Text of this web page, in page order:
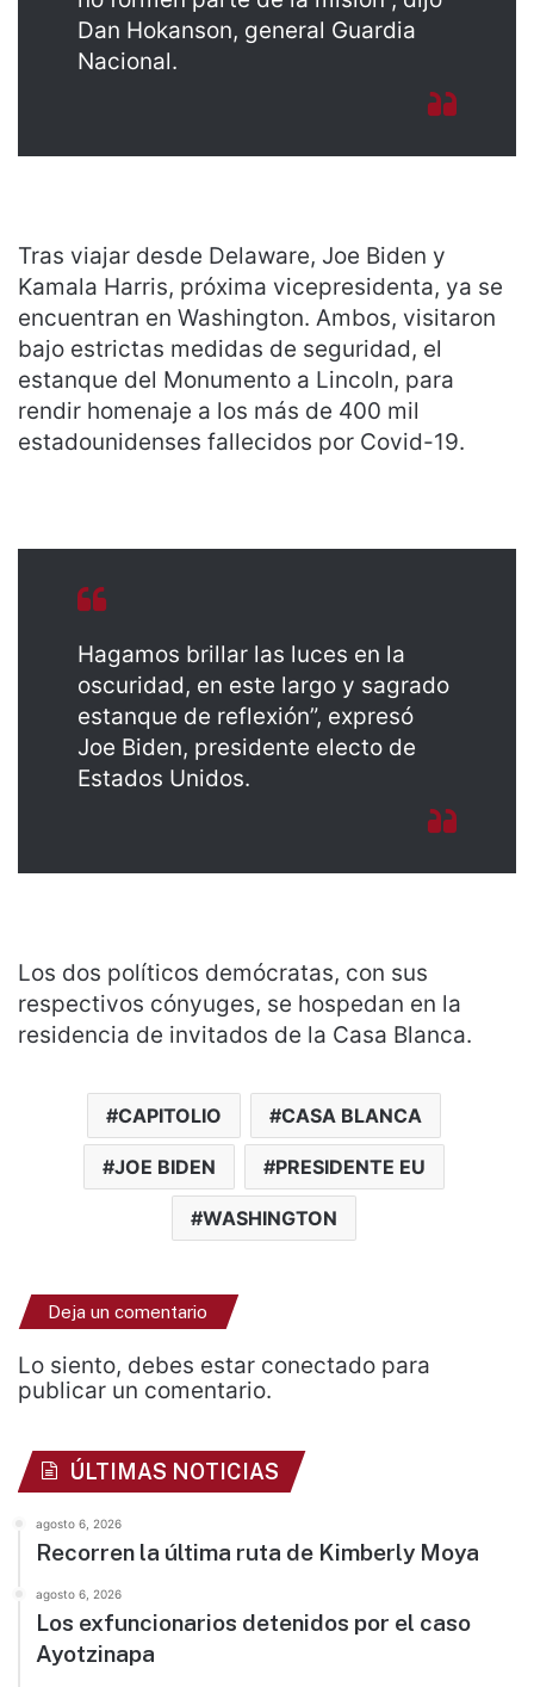
Dan Hokanson, general Guardia
Nacional.
Tras viajar desde Delaware, Joe Biden y
Kamala Harris, próxima vicepresidenta, ya se
encuentran en Washington. Ambos, visitaron
bajo estrictas medidas de seguridad, el
estanque del Monumento a Lincoln, para
rendir homenaje a los más de 400 mil
estadounidenses fallecidos por Covid-19.
Hagamos brillar las luces en la
oscuridad, en este largo y sagrado
estanque de reflexión”, expresó
Joe Biden, presidente electo de
Estados Unidos.
Los dos políticos demócratas, con sus
respectivos cónyuges, se hospedan en la
residencia de invitados de la Casa Blanca.
CAPITOLIO CASA BLANCA
JOE BIDEN PRESIDENTE EU
WASHINGTON
Deja un comentario
Lo siento, debes estar conectado para
publicar un comentario.
ÚLTIMAS NOTICIAS
agosto 6, 2026
Recorren la última ruta de Kimberly Moya
agosto 6, 2026
Los exfuncionarios detenidos por el caso
Ayotzinapa